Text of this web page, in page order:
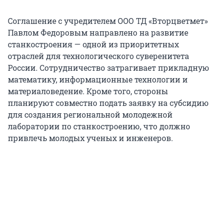
Соглашение с учредителем ООО ТД «Вторцветмет»
Павлом Федоровым направлено на развитие
станкостроения — одной из приоритетных
отраслей для технологического суверенитета
России. Сотрудничество затрагивает прикладную
математику, информационные технологии и
материаловедение. Кроме того, стороны
планируют совместно подать заявку на субсидию
для создания региональной молодежной
лаборатории по станкостроению, что должно
привлечь молодых ученых и инженеров.